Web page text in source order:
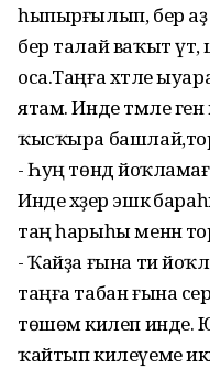
һыпырғылып, бер аҙ
бер талай ваҡыт
оса.Таңға хәтле
ятам. Инде тәмле генә
ҡысҡыра
- Һуң төндә
Инде хәҙер эшкә
таң һарыһы менән
- Ҡайҙа ғына ти
таңға табан ғына
төшөмә килеп инде.
ҡайтып килеүеме